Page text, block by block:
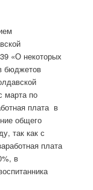
«О некоторых
бюджетов
марта по
плата в
общего
так как с
плата
в